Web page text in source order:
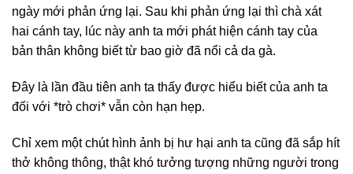
ngày mới phản ứng lại. Sau khi phản ứng lại thì chà xát
hai cánh tay, lúc này anh ta mới phát hiện cánh tay của
bản thân không biết từ bao giờ đã nổi cả da gà.
Đây là lần đầu tiên anh ta thấy được hiểu biết của anh ta
đối với *trò chơi* vẫn còn hạn hẹp.
Chỉ xem một chút hình ảnh bị hư hại anh ta cũng đã sắp hít
thở không thông, thật khó tưởng tượng những người trong